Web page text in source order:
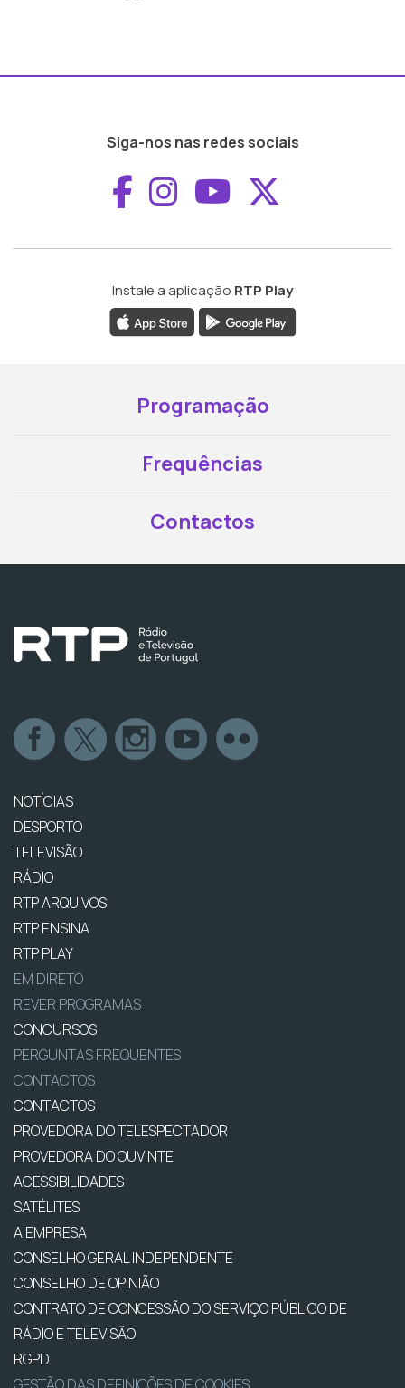
Siga-nos nas redes sociais
Aceder ao
Aceder ao
Aceder ao
Instale a aplicação RTP Play
Programação
Frequências
Contactos
NOTÍCIAS
DESPORTO
TELEVISÃO
RÁDIO
RTP ARQUIVOS
RTP ENSINA
RTP PLAY
EM DIRETO
REVER PROGRAMAS
CONCURSOS
PERGUNTAS FREQUENTES
CONTACTOS
CONTACTOS
PROVEDORA DO TELESPECTADOR
PROVEDORA DO OUVINTE
ACESSIBILIDADES
SATÉLITES
A EMPRESA
CONSELHO GERAL INDEPENDENTE
CONSELHO DE OPINIÃO
CONTRATO DE CONCESSÃO DO SERVIÇO PÚBLICO DE
RÁDIO E TELEVISÃO
RGPD
GESTÃO DAS DEFINIÇÕES DE COOKIES